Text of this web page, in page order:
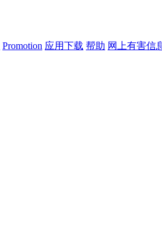
Promotion 应用下载 帮助 网上有害信